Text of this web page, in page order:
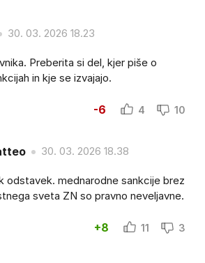
30. 03. 2026 18.23
Preberita si del, kjer piše o
in kje se izvajajo.
-6 4 10
30. 03. 2026 18.38
odstavek. mednarodne sankcije brez
sveta ZN so pravno neveljavne.
+8 11 3